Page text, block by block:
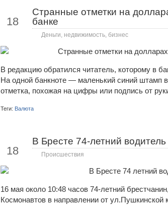
18
Странные отметки на
банке
Деньги, недвижимость, бизнес
В редакцию обратился читатель, которому в
На одной банкноте — маленький синий штамп
отметка, похожая на цифры или подпись от
Теги: Валюта
18
В Бресте 74-летний
Происшествия
16 мая около 10:48 часов 74-летний
Космонавтов в направлении от ул.Пушкинской